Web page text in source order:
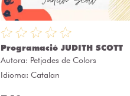
Programació JUDITH SCOTT
Autora: Petjades de Colors
Idioma: Catalan